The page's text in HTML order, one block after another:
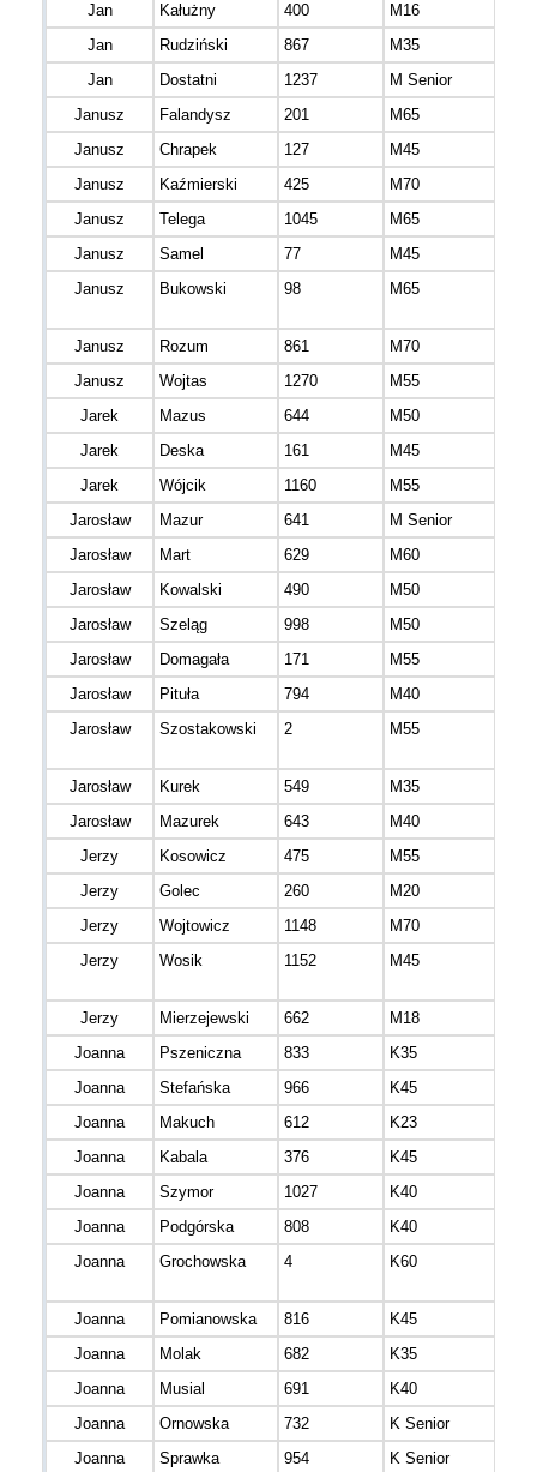
Jan
Kałużny 400 M16
Jan
Rudziński 867 M35
Jan
Dostatni 1237 M Senior
Janusz
Falandysz 201 M65
Janusz
Chrapek 127 M45
Janusz
Kaźmierski 425 M70
Janusz
Telega 1045 M65
Janusz
Samel 77 M45
Janusz
Bukowski 98 M65
Janusz Rozum 861 M70
Janusz
Wojtas 1270 M55
Jarek
Mazus 644
M50
Jarek
Deska 161 M45
Jarek
Wójcik 1160 M55
Jarosław
Mazur 641
M Senior
Jarosław
Mart 629
M60
Jarosław
Kowalski 490
M50
Jarosław
Szeląg 998 M50
Jarosław
Domagała 171 M55
Jarosław
Pituła 794 M40
Jarosław
Szostakowski 2 M55
Jarosław Kurek 549 M35
Jarosław
Mazurek 643 M40
Jerzy
Kosowicz 475
M55
Jerzy
Golec 260 M20
Jerzy
Wojtowicz 1148 M70
Jerzy
Wosik 1152 M45
Jerzy Mierzejewski 662 M18
Joanna
Pszeniczna 833 K35
Joanna
Stefańska 966 K45
Joanna
Makuch 612
K23
Joanna
Kabala 376
K45
Joanna
Szymor 1027 K40
Joanna
Podgórska 808 K40
Joanna
Grochowska 4 K60
Joanna Pomianowska 816 K45
Joanna
Molak 682 K35
Joanna
Musial 691 K40
Joanna
Ornowska 732 K Senior
Joanna
Sprawka 954 K Senior